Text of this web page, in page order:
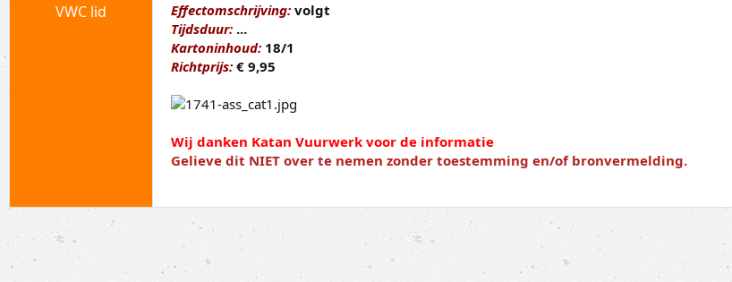
VWC lid
Effectomschrijving: volgt
Tijdsduur: ...
Kartoninhoud: 18/1
Richtprijs: € 9,95
Wij danken Katan Vuurwerk voor de informatie
Gelieve dit NIET over te nemen zonder toestemming en/of bronvermelding.